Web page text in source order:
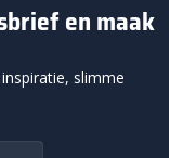
en maak
slimme